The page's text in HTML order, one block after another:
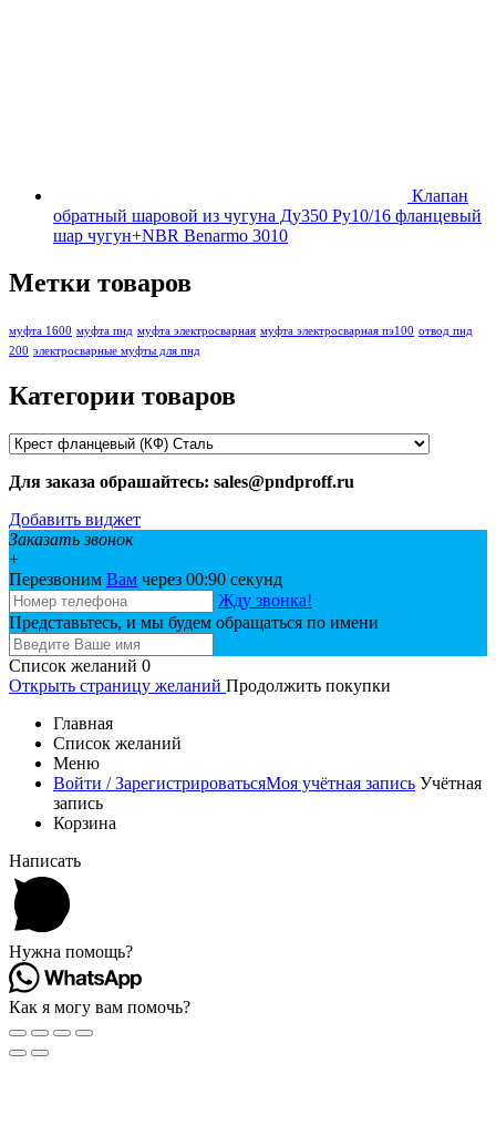
Клапан
обратный шаровой из чугуна Ду350 Ру10/16 фланцевый
шар чугун+NBR Benarmo 3010
Метки товаров
муфта 1600 муфта пнд муфта электросварная муфта электросварная пэ100 отвод пнд
200 электросварные муфты для пнд
Категории товаров
Для заказа обрашайтесь: sales@pndproff.ru
Добавить виджет
Заказать звонок
+
Перезвоним Вам через 00:90 секунд
Жду звонка!
Представьтесь, и мы будем обращаться по имени
Список желаний 0
Открыть страницу желаний Продолжить покупки
Главная
Список желаний
Меню
Войти / ЗарегистрироватьсяМоя учётная запись Учётная
запись
Корзина
Написать
Нужна помощь?
Как я могу вам помочь?